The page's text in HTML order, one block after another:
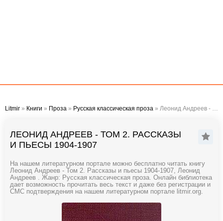
Litmir » Книги » Проза » Русская классическая проза » Леонид Андреев - Том 2. Рассказы и пьесы 1904-1907
ЛЕОНИД АНДРЕЕВ - ТОМ 2. РАССКАЗЫ
И ПЬЕСЫ 1904-1907
На нашем литературном портале можно бесплатно читать книгу
Леонид Андреев - Том 2. Рассказы и пьесы 1904-1907, Леонид
Андреев . Жанр: Русская классическая проза. Онлайн библиотека
дает возможность прочитать весь текст и даже без регистрации и
СМС подтверждения на нашем литературном портале litmir.org.